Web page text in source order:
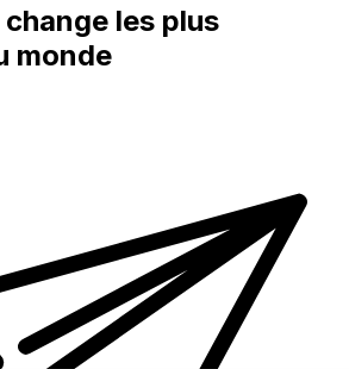
les plus
monde